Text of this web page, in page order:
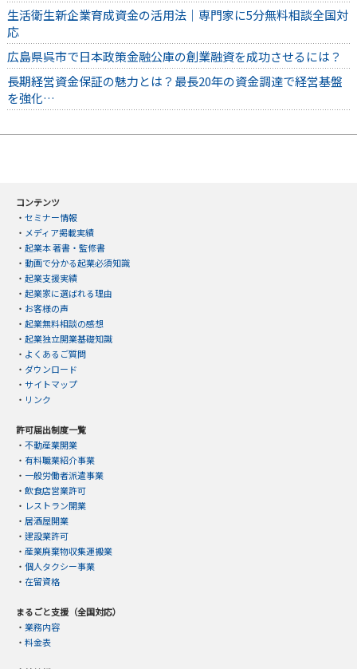
生活衛生新企業育成資金の活用法｜専門家に5分無料相談全国対
応
広島県呉市で日本政策金融公庫の創業融資を成功させるには？
長期経営資金保証の魅力とは？最長20年の資金調達で経営基盤
を強化…
コンテンツ
・ セミナー情報
・ メディア掲載実績
・ 起業本 著書・監修書
・ 動画で分かる起業必須知識
・ 起業支援実績
・ 起業家に選ばれる理由
・ お客様の声
・ 起業無料相談の感想
・ 起業独立開業基礎知識
・ よくあるご質問
・ ダウンロード
・ サイトマップ
・ リンク
許可届出制度一覧
・ 不動産業開業
・ 有料職業紹介事業
・ 一般労働者派遣事業
・ 飲食店営業許可
・ レストラン開業
・ 居酒屋開業
・ 建設業許可
・ 産業廃棄物収集運搬業
・ 個人タクシー事業
・ 在留資格
まるごと支援（全国対応）
・ 業務内容
・ 料金表